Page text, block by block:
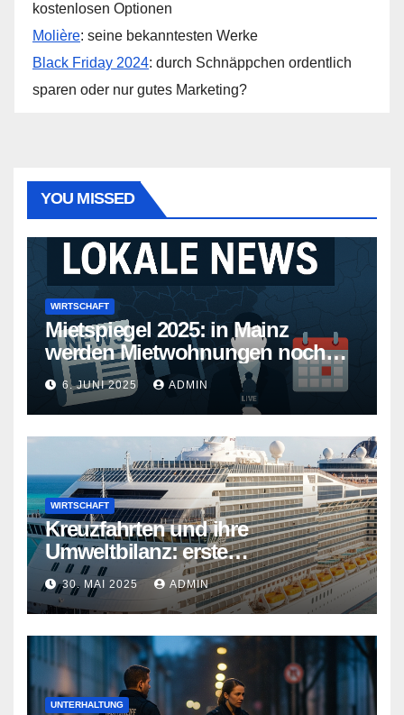
kostenlosen Optionen
Molière: seine bekanntesten Werke
Black Friday 2024: durch Schnäppchen ordentlich
sparen oder nur gutes Marketing?
YOU MISSED
WIRTSCHAFT
Mietspiegel 2025: in Mainz
werden Mietwohnungen noch
teurer
6. JUNI 2025 ADMIN
WIRTSCHAFT
Kreuzfahrten und ihre
Umweltbilanz: erste
Kreuzfahrtschiffe gehen neue
Wege
30. MAI 2025 ADMIN
UNTERHALTUNG